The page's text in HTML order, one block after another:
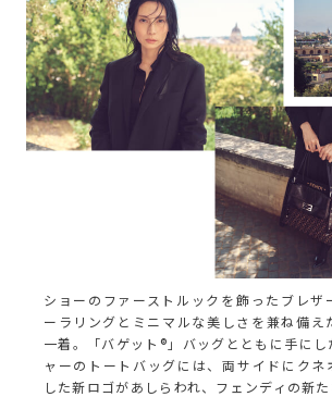
ショーのファーストルックを飾ったブレザ
ーラリングとミニマルな美しさを兼ね備え
一着。「バゲット®」バッグとともに手に
ャーのトートバッグには、両サイドにクネ
した新ロゴがあしらわれ、フェンディの新